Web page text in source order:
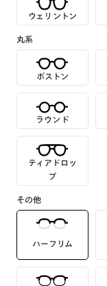
ウェリントン
丸系
ボストン
ラウンド
ティアドロッ
プ
その他
ハーフリム